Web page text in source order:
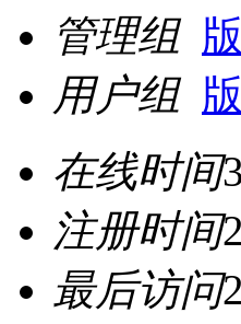
管理组
用户组
在线时间
注册时间
最后访问